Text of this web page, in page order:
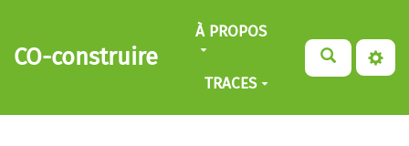
Aller au contenu principal
CO-construire
À PROPOS
TRACES